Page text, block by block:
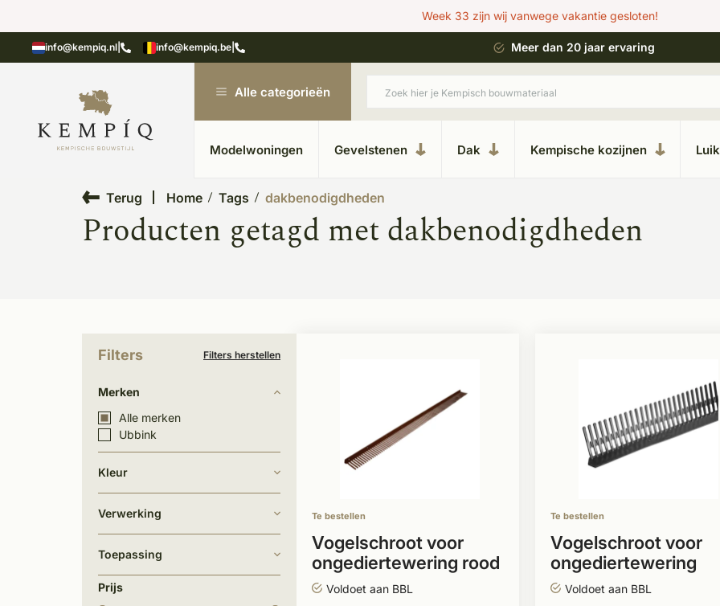
Week 33 zijn wij vanwege vakantie gesloten!
info@kempiq.nl info@kempiq.be
in Kesteren Unieke materialen in kempische bouwstijl Meer dan 20 jaar ervaring
Alle categorieën
Modelwoningen Gevelstenen Dak Kempische kozijnen
Terug Home Tags dakbenodigdheden
Producten getagd met dakbenodigdheden
Filters Filters herstellen
Merken
Alle merken
Ubbink
Kleur
Verwerking
Toepassing
Prijs
Te bestellen
Vogelschroot voor
ongediertewering rood
Voldoet aan BBL
Te bestellen
Vogelschroot voor
ongediertewering
Voldoet aan BBL